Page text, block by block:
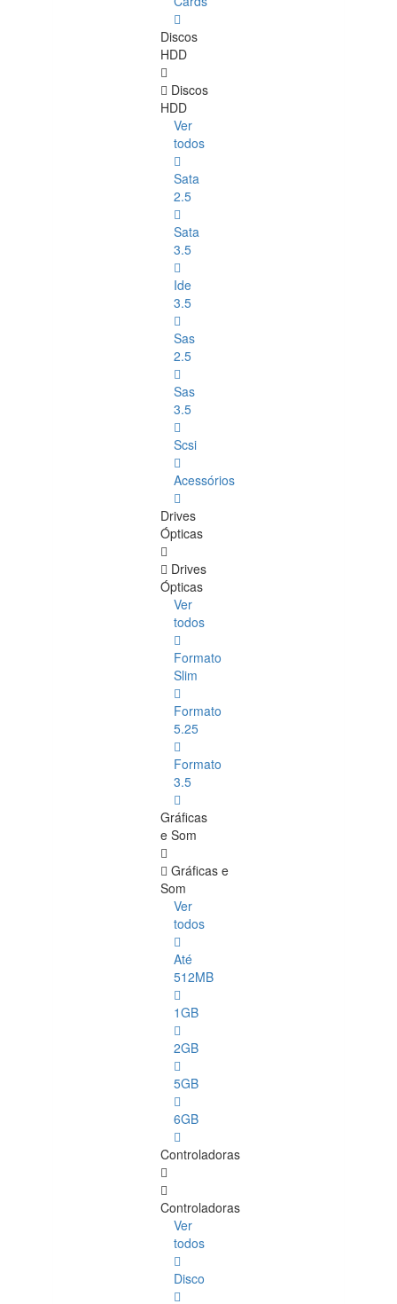
Discos
HDD
Discos
HDD
Ver
todos
Sata
2.5
Sata
3.5
Ide
3.5
Sas
2.5
Sas
3.5
Scsi
Acessórios
Drives
Ópticas
Drives
Ópticas
Ver
todos
Formato
Slim
Formato
5.25
Formato
3.5
Gráficas
e Som
Gráficas e
Som
Ver
todos
Até
512MB
1GB
2GB
5GB
6GB
Controladoras
Controladoras
Ver
todos
Disco